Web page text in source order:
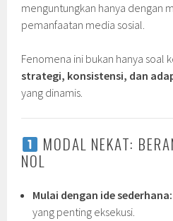
menguntungkan hanya dengan
pemanfaatan media sosial.
Fenomena ini bukan hanya soal
strategi, konsistensi, dan
yang dinamis.
MODAL NEKAT:
NOL
Mulai dengan ide sederhana:
yang penting eksekusi.